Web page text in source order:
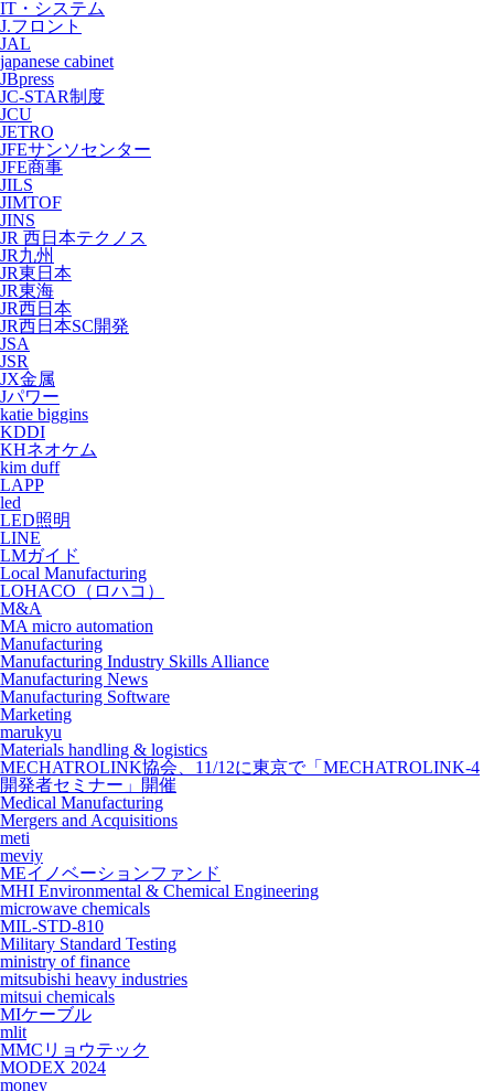
IT・システム
J.フロント
JAL
japanese cabinet
JBpress
JC-STAR制度
JCU
JETRO
JFEサンソセンター
JFE商事
JILS
JIMTOF
JINS
JR 西日本テクノス
JR九州
JR東日本
JR東海
JR西日本
JR西日本SC開発
JSA
JSR
JX金属
Jパワー
katie biggins
KDDI
KHネオケム
kim duff
LAPP
led
LED照明
LINE
LMガイド
Local Manufacturing
LOHACO（ロハコ）
M&A
MA micro automation
Manufacturing
Manufacturing Industry Skills Alliance
Manufacturing News
Manufacturing Software
Marketing
marukyu
Materials handling & logistics
MECHATROLINK協会、11/12に東京で「MECHATROLINK-4
開発者セミナー」開催
Medical Manufacturing
Mergers and Acquisitions
meti
meviy
MEイノベーションファンド
MHI Environmental & Chemical Engineering
microwave chemicals
MIL-STD-810
Military Standard Testing
ministry of finance
mitsubishi heavy industries
mitsui chemicals
MIケーブル
mlit
MMCリョウテック
MODEX 2024
money